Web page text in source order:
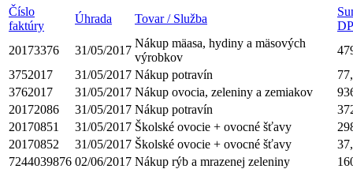
Číslo
faktúry
Úhrada Tovar / Služba
20173376
31/05/2017
Nákup mäasa, hydiny a mäsových
výrobkov
3752017
31/05/2017 Nákup potravín
3762017
31/05/2017 Nákup ovocia, zeleniny a zemiakov
20172086
31/05/2017 Nákup potravín
20170851
31/05/2017 Školské ovocie + ovocné šťavy
20170852
31/05/2017 Školské ovocie + ovocné šťavy
7244039876 02/06/2017 Nákup rýb a mrazenej zeleniny